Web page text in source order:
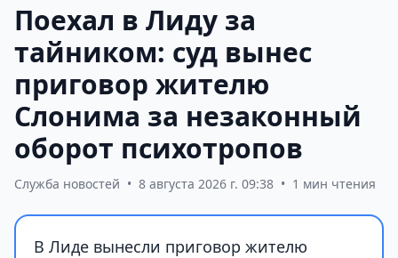
Поехал в Лиду за
тайником: суд вынес
приговор жителю
Слонима за незаконный
оборот психотропов
Служба новостей • 8 августа 2026 г. 09:38 • 1 мин чтения
В Лиде вынесли приговор жителю